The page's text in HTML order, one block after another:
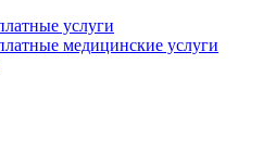
услуги
медицинские услуги